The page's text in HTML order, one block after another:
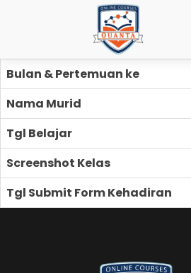
Bulan & Pertemuan ke
Nama Murid
Tgl Belajar
Screenshot Kelas
Tgl Submit Form Kehadiran